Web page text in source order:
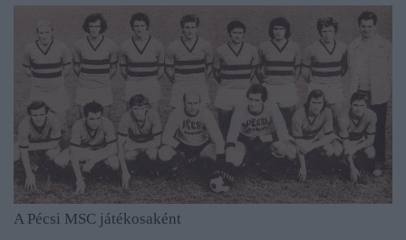
A Pécsi MSC játékosaként